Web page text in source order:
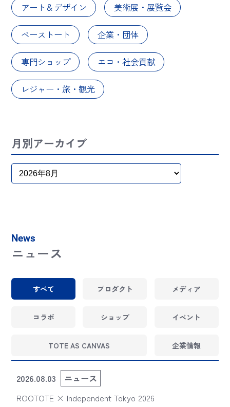
アート＆デザイン 美術展・展覧会
ベーストート 企業・団体
専門ショップ エコ・社会貢献
レジャー・旅・観光
月別アーカイブ
News
ニュース
すべて プロダクト メディア
コラボ ショップ イベント
TOTE AS CANVAS 企業情報
2026.08.03
ニュース
ROOTOTE × Independent Tokyo 2026